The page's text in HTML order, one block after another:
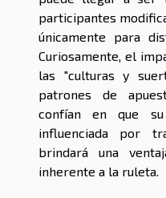
participantes
únicamente para
Curiosamente, el
las "culturas y
patrones de
confían en que
influenciada por
brindará una
inherente a la ruleta.